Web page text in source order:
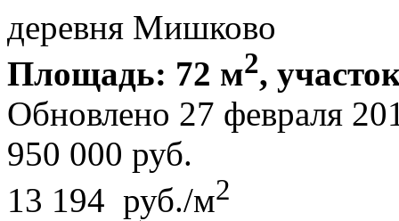
деревня Мишково
Площадь: 72 м2,
Обновлено 27 февраля
950 000 руб.
13 194 руб./м2